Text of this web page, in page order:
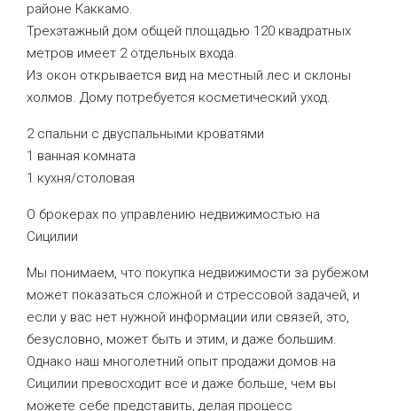
районе Каккамо.
Трехэтажный дом общей площадью 120 квадратных
метров имеет 2 отдельных входа.
Из окон открывается вид на местный лес и склоны
холмов. Дому потребуется косметический уход.
2 спальни с двуспальными кроватями
1 ванная комната
1 кухня/столовая
О брокерах по управлению недвижимостью на
Сицилии
Мы понимаем, что покупка недвижимости за рубежом
может показаться сложной и стрессовой задачей, и
если у вас нет нужной информации или связей, это,
безусловно, может быть и этим, и даже большим.
Однако наш многолетний опыт продажи домов на
Сицилии превосходит все и даже больше, чем вы
можете себе представить, делая процесс